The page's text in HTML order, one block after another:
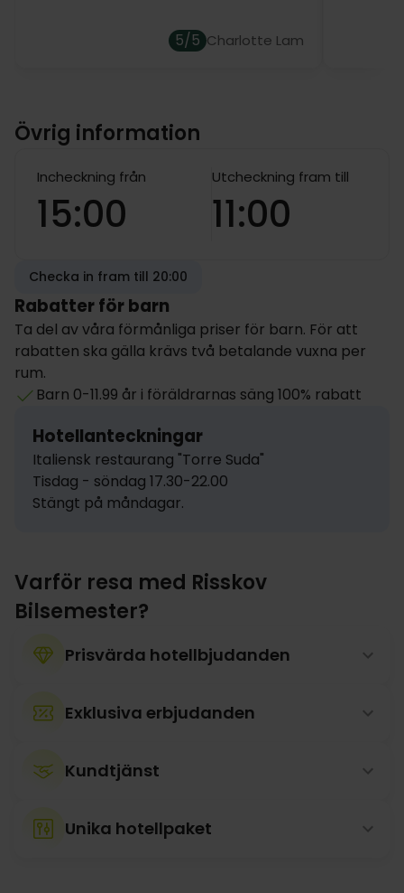
5/5 Charlotte Lam
Övrig information
Incheckning från
15:00
Utcheckning fram till
11:00
Checka in fram till 20:00
Rabatter för barn
Ta del av våra förmånliga priser för barn. För att
rabatten ska gälla krävs två betalande vuxna per
rum.
Barn 0-11.99 år i föräldrarnas säng 100% rabatt
Hotellanteckningar
Italiensk restaurang "Torre Suda"
Tisdag - söndag 17.30-22.00
Stängt på måndagar.
Varför resa med Risskov
Bilsemester?
Prisvärda hotellbjudanden
Exklusiva erbjudanden
Kundtjänst
Unika hotellpaket